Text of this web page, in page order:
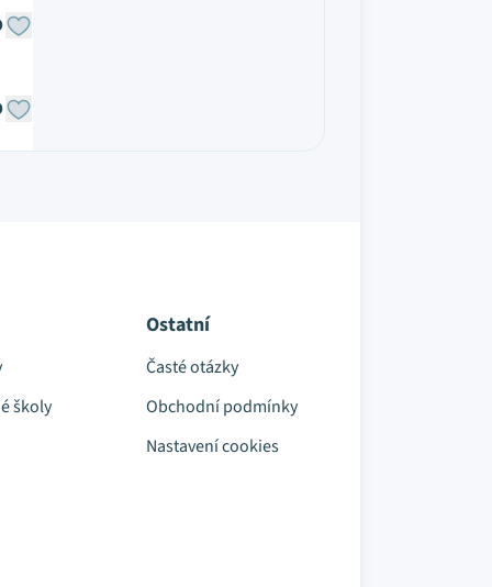
školy
Ostatní
Časté otázky
Obchodní podmínky
Nastavení cookies